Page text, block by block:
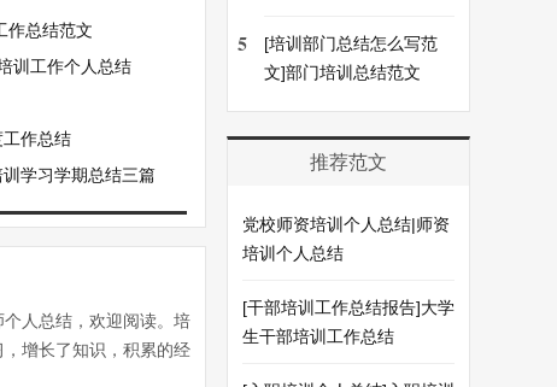
作总结范文
训工作个人总结
作总结
学习学期总结三篇
人总结，欢迎阅读。培
增长了知识，积累的经
5
[培训部门总结怎么写范
文]部门培训总结范文
推荐范文
党校师资培训个人总结|师资
培训个人总结
[干部培训工作总结报告]大学
生干部培训工作总结